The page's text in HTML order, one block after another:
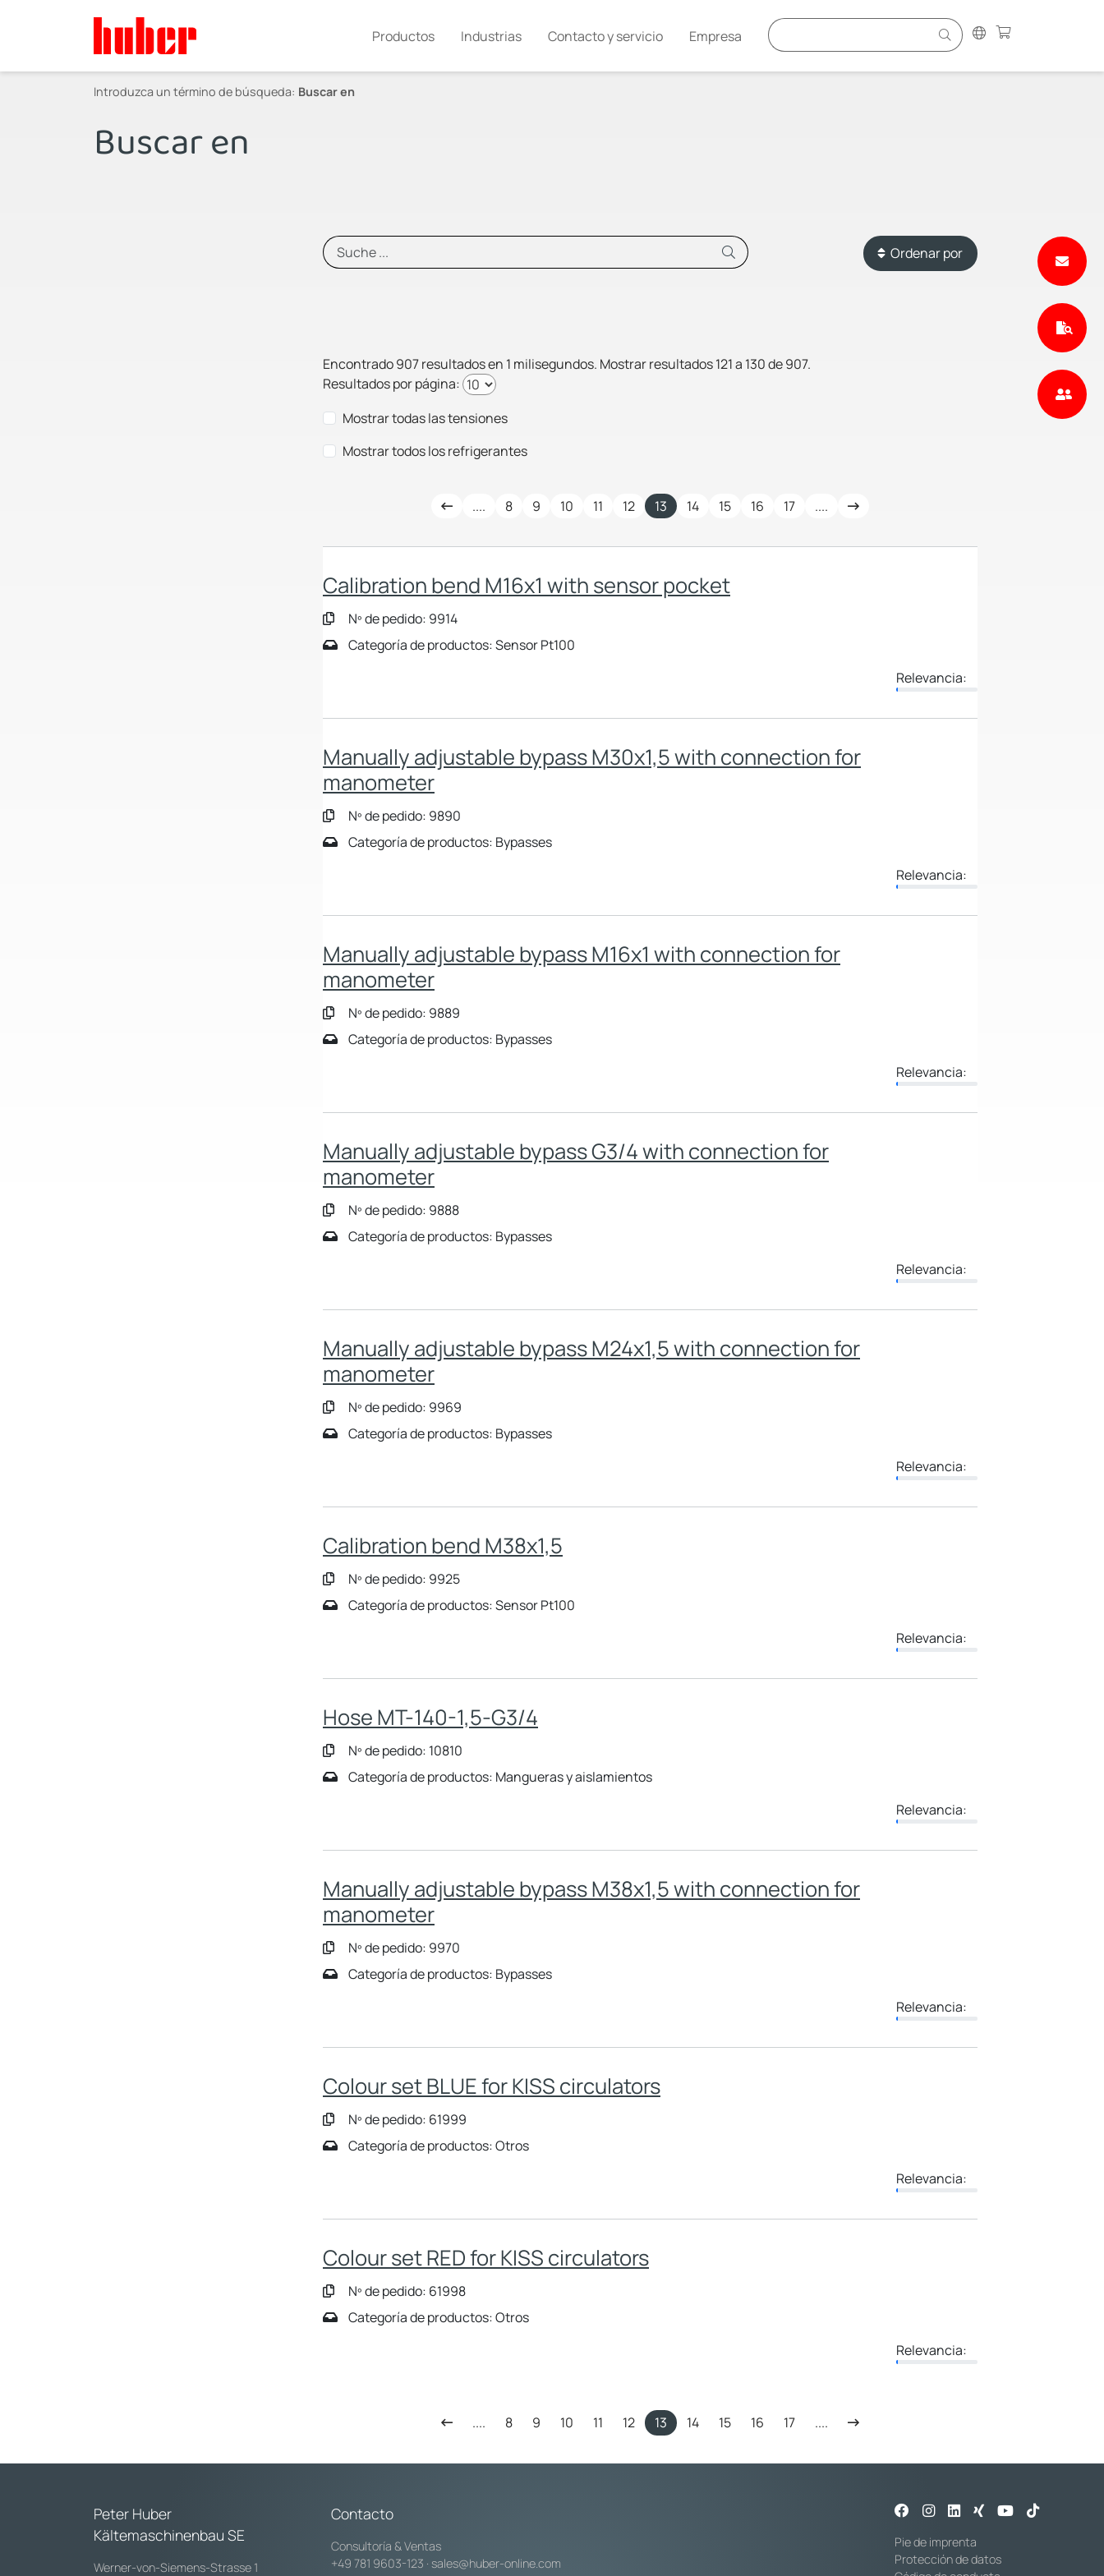
Productos Industrias Contacto y servicio Empresa
Introduzca un término de búsqueda: Buscar en
Buscar en
Ordenar por
Encontrado 907 resultados en 1 milisegundos. Mostrar resultados 121 a 130 de 907.
Resultados por página:
Mostrar todas las tensiones
Mostrar todos los refrigerantes
.... 8 9 10 11 12 13 14 15 16 17 ....
Calibration bend M16x1 with sensor pocket
Nº de pedido: 9914
Categoría de productos: Sensor Pt100
Relevancia:
Manually adjustable bypass M30x1,5 with connection for
manometer
Nº de pedido: 9890
Categoría de productos: Bypasses
Relevancia:
Manually adjustable bypass M16x1 with connection for
manometer
Nº de pedido: 9889
Categoría de productos: Bypasses
Relevancia:
Manually adjustable bypass G3/4 with connection for
manometer
Nº de pedido: 9888
Categoría de productos: Bypasses
Relevancia:
Manually adjustable bypass M24x1,5 with connection for
manometer
Nº de pedido: 9969
Categoría de productos: Bypasses
Relevancia:
Calibration bend M38x1,5
Nº de pedido: 9925
Categoría de productos: Sensor Pt100
Relevancia:
Hose MT-140-1,5-G3/4
Nº de pedido: 10810
Categoría de productos: Mangueras y aislamientos
Relevancia:
Manually adjustable bypass M38x1,5 with connection for
manometer
Nº de pedido: 9970
Categoría de productos: Bypasses
Relevancia:
Colour set BLUE for KISS circulators
Nº de pedido: 61999
Categoría de productos: Otros
Relevancia:
Colour set RED for KISS circulators
Nº de pedido: 61998
Categoría de productos: Otros
Relevancia:
.... 8 9 10 11 12 13 14 15 16 17 ....
Peter Huber
Kältemaschinenbau SE
Werner-von-Siemens-Strasse 1
Contacto
Consultoría & Ventas
+49 781 9603-123 · sales@huber-online.com
Pie de imprenta
Protección de datos